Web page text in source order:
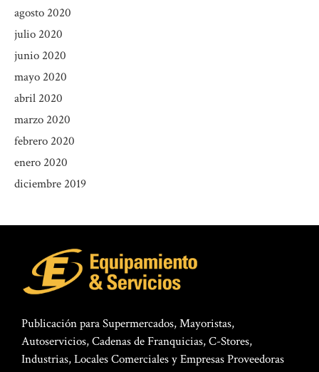
agosto 2020
julio 2020
junio 2020
mayo 2020
abril 2020
marzo 2020
febrero 2020
enero 2020
diciembre 2019
Publicación para Supermercados, Mayoristas,
Autoservicios, Cadenas de Franquicias, C-Stores,
Industrias, Locales Comerciales y Empresas Proveedoras